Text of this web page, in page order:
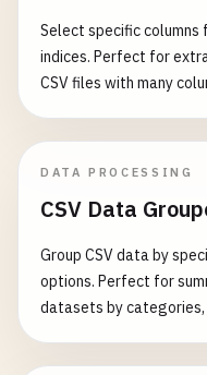
Select specific columns
indices. Perfect for
CSV files with many
DATA PROCESSING
CSV Data
Group CSV data by
options. Perfect for
datasets by